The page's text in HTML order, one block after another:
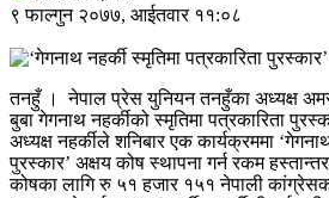
९ फाल्गुन २०७७, आईतवार ११:०८
तनहुँ । नेपाल प्रेस युनियन तनहुँका अध्यक्ष
बुबा गेगनाथ नहर्कीको स्मृतिमा पत्रकारिता
अध्यक्ष नहर्कीले शनिबार एक कार्यक्रममा
पुरस्कार’ अक्षय कोष स्थापना गर्न रकम
कोषका लागि रु ५१ हजार १५१ नेपाली